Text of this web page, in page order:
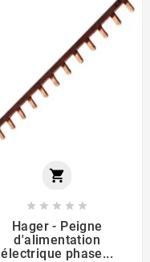

    
Hager - Peigne
d'alimentation
électrique phase...